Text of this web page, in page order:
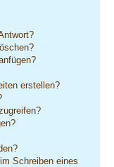
erstellen?
Schreiben eines